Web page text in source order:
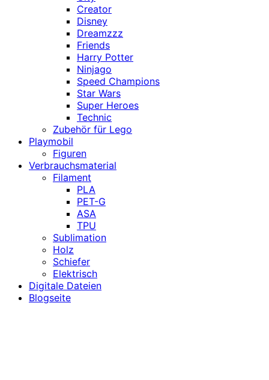
Creator
Disney
Dreamzzz
Friends
Harry Potter
Ninjago
Speed Champions
Star Wars
Super Heroes
Technic
Zubehör für Lego
Playmobil
Figuren
Verbrauchsmaterial
Filament
PLA
PET-G
ASA
TPU
Sublimation
Holz
Schiefer
Elektrisch
Digitale Dateien
Blogseite